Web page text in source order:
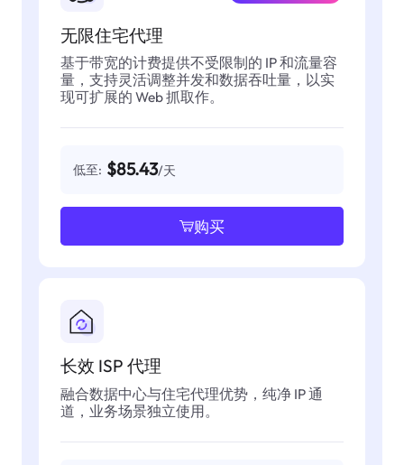
无限住宅代理
基于带宽的计费提供不受限制的 IP 和流量容
量，支持灵活调整并发和数据吞吐量，以实
现可扩展的 Web 抓取作。
低至: $85.43/天
购买
长效 ISP 代理
融合数据中心与住宅代理优势，纯净 IP 通
道，业务场景独立使用。